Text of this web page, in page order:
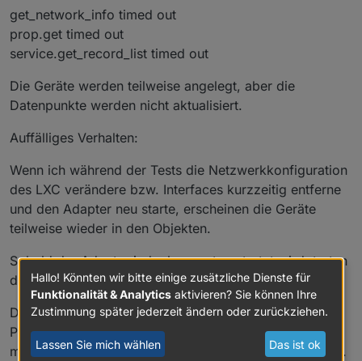
get_network_info timed out
prop.get timed out
service.get_record_list timed out
Die Geräte werden teilweise angelegt, aber die
Datenpunkte werden nicht aktualisiert.
Auffälliges Verhalten:
Wenn ich während der Tests die Netzwerkkonfiguration
des LXC verändere bzw. Interfaces kurzzeitig entferne
und den Adapter neu starte, erscheinen die Geräte
teilweise wieder in den Objekten.
Sobald der Adapter jedoch erneut gestartet wird, treten
die gleichen Timeouts wieder auf.
Dadurch habe ich den Verdacht, dass es eventuell ein
Problem mit der Interface-Auswahl bzw. Discovery bei
mehreren aktiven Netzwerkschnittstellen geben könnte.
Hallo! Könnten wir bitte einige zusätzliche Dienste für
Funktionalität & Analytics aktivieren? Sie können Ihre
Zustimmung später jederzeit ändern oder zurückziehen.
Lassen Sie mich wählen Das ist ok